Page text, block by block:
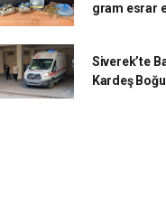
gram esrar
Siverek’te
Kardeş